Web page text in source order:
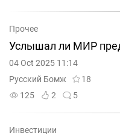
Прочее
Услышал ли МИР
04 Oct 2025 11:14
Русский Бомж
18
125
2 5
Инвестиции